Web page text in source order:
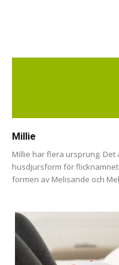
Millie
Millie har flera ursprung.
husdjursform för
formen av Melisande och